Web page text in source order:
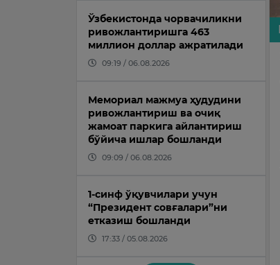
Ўзбекистонда чорвачиликни
ривожлантиришга 463
миллион доллар ажратилади
09:19 / 06.08.2026
Мемориал мажмуа ҳудудини
ривожлантириш ва очиқ
жамоат паркига айлантириш
бўйича ишлар бошланди
09:09 / 06.08.2026
1-синф ўқувчилари учун
“Президент совғалари”ни
етказиш бошланди
17:33 / 05.08.2026